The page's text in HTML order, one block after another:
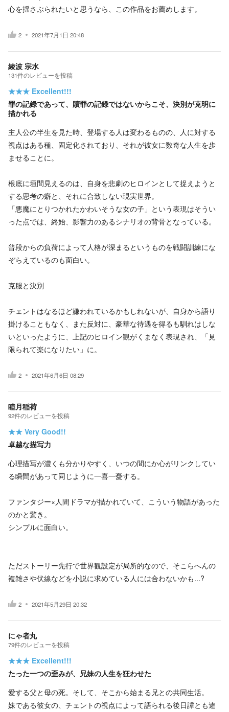
心を揺さぶられたいと思うなら、この作品をお薦めします。
2 2021年7月1日 20:48
綾波 宗水
131件のレビューを投稿
★★★ Excellent!!!
罪の記録であって、贖罪の記録ではないからこそ、決別が克明に
描かれる
主人公の半生を見た時、登場する人は変わるものの、人に対する
視点はある種、固定化されており、それが彼女に数奇な人生を歩
ませることに。
根底に垣間見えるのは、自身を悲劇のヒロインとして捉えようと
する思考の癖と、それに合致しない現実世界。
「悪魔にとりつかれたかわいそうな女の子」という表現はそうい
った点では、終始、影響力のあるシナリオの背骨となっている。
普段からの負荷によって人格が深まるというものを戦闘訓練にな
ぞらえているのも面白い。
克服と決別
チェントはなるほど嫌われているかもしれないが、自身から語り
掛けることもなく、また反対に、豪華な待遇を得るも馴れはしな
いといったように、上記のヒロイン観がくまなく表現され、「見
限られて楽になりたい」に。
2 2021年6月6日 08:29
睦月稲荷
92件のレビューを投稿
★★ Very Good!!
卓越な描写力
心理描写が濃くも分かりやすく、いつの間にか心がリンクしてい
る瞬間があって同じように一喜一憂する。
ファンタジー×人間ドラマが描かれていて、こういう物語があった
のかと驚き。
シンプルに面白い。
ただストーリー先行で世界観設定が局所的なので、そこらへんの
複雑さや伏線などを小説に求めている人には合わないかも...?
2 2021年5月29日 20:32
にゃ者丸
79件のレビューを投稿
★★★ Excellent!!!
たった一つの歪みが、兄妹の人生を狂わせた
愛する父と母の死。そして、そこから始まる兄との共同生活。
妹である彼女の、チェントの視点によって語られる後日譚とも違